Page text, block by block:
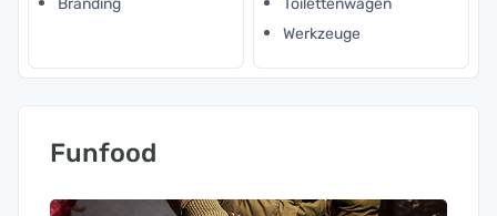
Branding
Toilettenwagen
Werkzeuge
Funfood